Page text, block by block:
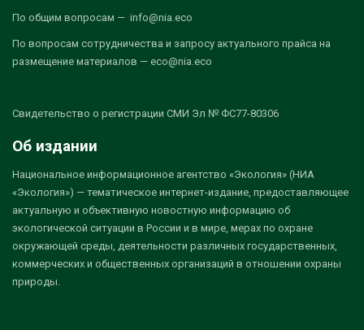
По общим вопросам — info@nia.eco
По вопросам сотрудничества и запросу актуального прайса на
размещение материалов — eco@nia.eco
Свидетельство о регистрации СМИ Эл № ФС77-80306
Об издании
Национальное информационное агентство «Экология» (НИА
«Экология») — тематическое интернет-издание, предоставляющее
актуальную и объективную новостную информацию об
экологической ситуации в России и в мире, мерах по охране
окружающей среды, деятельности различных государственных,
коммерческих и общественных организаций в отношении охраны
природы.